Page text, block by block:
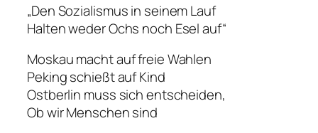
„Den Sozialismus in seinem Lauf
Halten weder Ochs noch Esel auf“
Moskau macht auf freie Wahlen
Peking schießt auf Kind
Ostberlin muss sich entscheiden,
Ob wir Menschen sind